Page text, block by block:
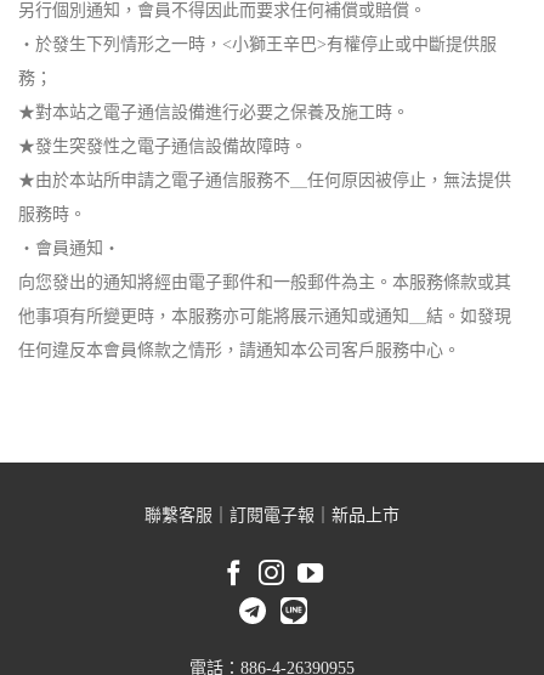
另行個別通知，會員不得因此而要求任何補償或賠償。
‧於發生下列情形之一時，<小獅王辛巴>有權停止或中斷提供服
務；
★對本站之電子通信設備進行必要之保養及施工時。
★發生突發性之電子通信設備故障時。
★由於本站所申請之電子通信服務不＿任何原因被停止，無法提供
服務時。
‧會員通知‧
向您發出的通知將經由電子郵件和一般郵件為主。本服務條款或其
他事項有所變更時，本服務亦可能將展示通知或通知＿結。如發現
任何違反本會員條款之情形，請通知本公司客戶服務中心。
聯繫客服 訂閱電子報 新品上市
電話：886-4-26390955